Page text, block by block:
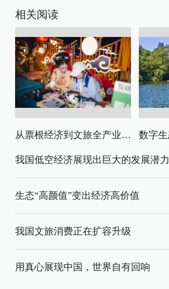
相关阅读
从票根经济到文旅全产业链升级
我国低空经济展现出巨大的发展潜力
生态“高颜值”变出经济高价值
我国文旅消费正在扩容升级
用真心展现中国，世界自有回响